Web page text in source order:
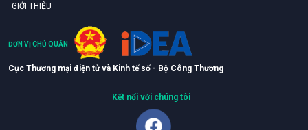
GIỚI THIỆU
ĐƠN VỊ CHỦ QUẢN
Cục Thương mại điện tử và Kinh tế số - Bộ Công Thương
Kết nối với chúng tôi